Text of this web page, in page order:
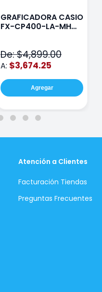
GRAFICADORA CASIO
FX-CP400-LA-MH
De: $4,899.00
A: $3,674.25
Agregar
Atención a Clientes
Facturación Tiendas
Preguntas Frecuentes